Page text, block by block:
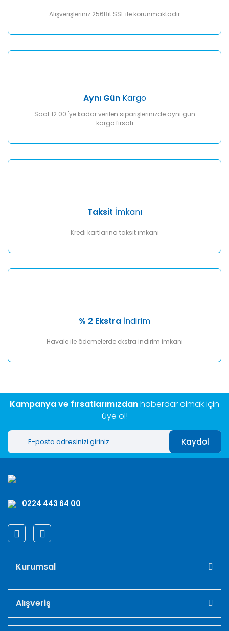
Alışverişleriniz 256Bit SSL ile korunmaktadır
Aynı GünKargo
Saat 12:00 'ye kadar verilen siparişlerinizde aynı gün
kargo fırsatı
Taksit İmkanı
Kredi kartlarına taksit imkanı
% 2 Ekstra İndirim
Havale ile ödemelerde ekstra indirim imkanı
Kampanya ve fırsatlarımızdanhaberdar olmak için
üye ol!
Kaydol
0224 443 64 00
Kurumsal
Alışveriş